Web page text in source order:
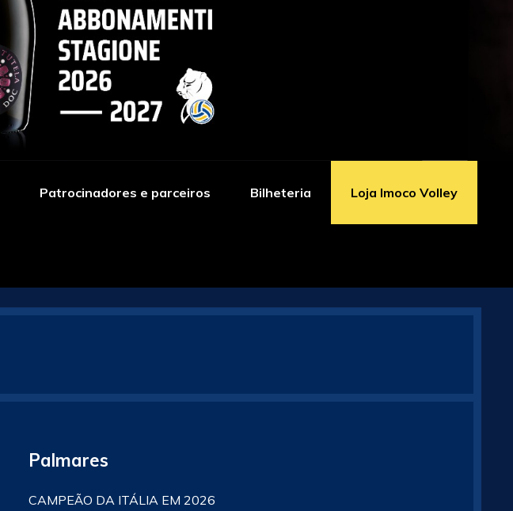
Patrocinadores e parceiros Bilheteria Loja Imoco Volley
Palmares
CAMPEÃO DA ITÁLIA EM 2026